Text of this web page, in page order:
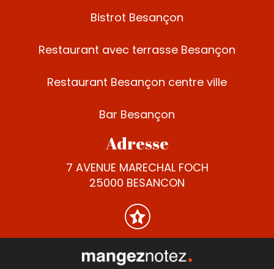
Bistrot Besançon
Restaurant avec terrasse Besançon
Restaurant Besançon centre ville
Bar Besançon
Adresse
7 AVENUE MARECHAL FOCH
25000 BESANCON